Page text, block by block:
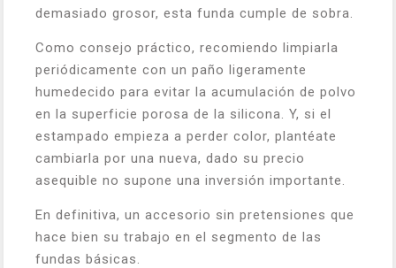
demasiado grosor, esta funda cumple de sobra.
Como consejo práctico, recomiendo limpiarla
periódicamente con un paño ligeramente
humedecido para evitar la acumulación de polvo
en la superficie porosa de la silicona. Y, si el
estampado empieza a perder color, plantéate
cambiarla por una nueva, dado su precio
asequible no supone una inversión importante.
En definitiva, un accesorio sin pretensiones que
hace bien su trabajo en el segmento de las
fundas básicas.